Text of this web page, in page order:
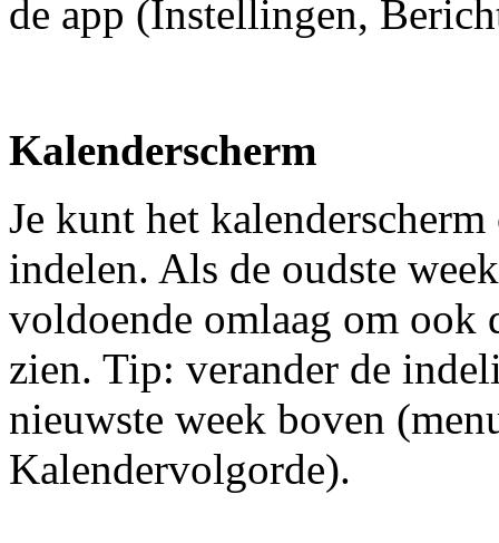
de app (Instellingen,
Kalenderscherm
Je kunt het
indelen. Als de oudste
voldoende omlaag om ook
zien. Tip: verander de
nieuwste week boven
Kalendervolgorde).